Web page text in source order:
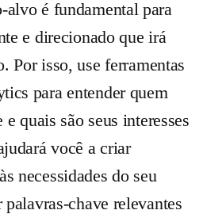
alvo é fundamental para
e direcionado que irá
Por isso, use ferramentas
para entender quem
quais são seus interesses
você a criar
necessidades do seu
chave relevantes